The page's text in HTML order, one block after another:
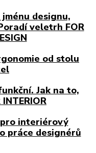
designu,
veletrh FOR
od stolu
Jak na to,
interiérový
práce designérů